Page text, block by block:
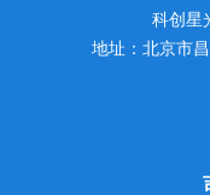
科创星
地址：北京市